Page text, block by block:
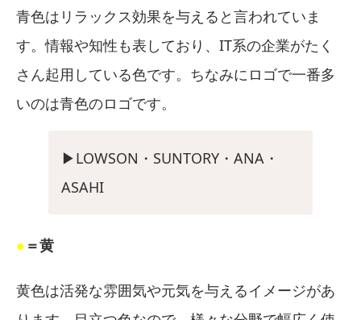
青色はリラックス効果を与えると言われていま
す。情報や知性も表しており、IT系の企業がたく
さん起用している色です。ちなみにロゴで一番多
いのは青色のロゴです。
▶︎LOWSON・SUNTORY・ANA・
ASAHI
● ＝黄
黄色は活発な雰囲気や元気を与えるイメージがあ